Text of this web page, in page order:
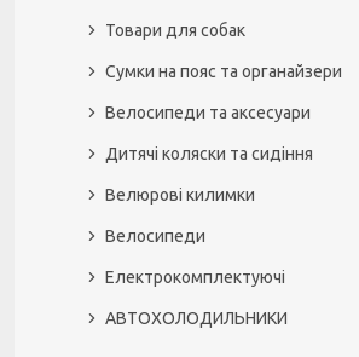
Товари для собак
Сумки на пояс та органайзери
Велосипеди та аксесуари
Дитячі коляски та сидіння
Велюрові килимки
Велосипеди
Електрокомплектуючі
АВТОХОЛОДИЛЬНИКИ